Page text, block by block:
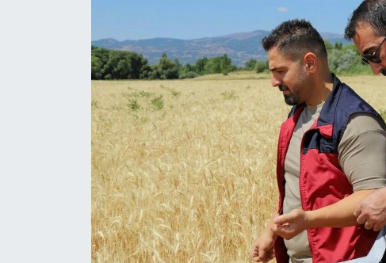
Yaşam
Ekonomi
Hava Durumu
Tavz Der